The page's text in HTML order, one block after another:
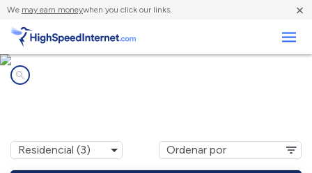
We may earn moneywhen you click our links. ×